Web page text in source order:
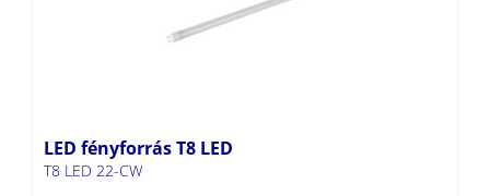
LED fényforrás T8 LED
T8 LED 22-CW